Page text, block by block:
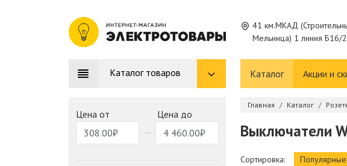
41 км.МКАД
Мельница) 1 линия Б16/2
Каталог товаров Каталог Акции и
Цена от Цена до
Главная Каталог
Выключатели
Сортировка: Популярные